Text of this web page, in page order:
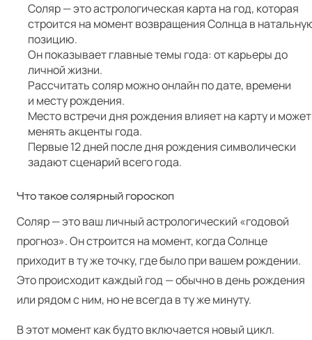
Соляр — это астрологическая карта на год, которая
строится на момент возвращения Солнца в
позицию.
Он показывает главные темы года: от карьеры до
личной жизни.
Рассчитать соляр можно онлайн по дате, времени
и месту рождения.
Место встречи дня рождения влияет на карту и может
менять акценты года.
Первые 12 дней после дня рождения символически
задают сценарий всего года.
Что такое солярный гороскоп
Соляр — это ваш личный астрологический «годовой
прогноз». Он строится на момент, когда Солнце
приходит в ту же точку, где было при вашем рождении.
Это происходит каждый год — обычно в день рождения
или рядом с ним, но не всегда в ту же минуту.
В этот момент как будто включается новый цикл.